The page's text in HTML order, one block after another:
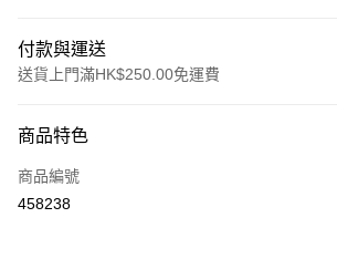
付款與運送
送貨上門滿HK$250.00免運費
信用卡
Apple Pay
商品特色
商品編號
458238